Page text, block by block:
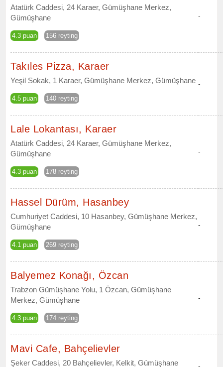
Atatürk Caddesi, 24 Karaer, Gümüşhane Merkez,
Gümüşhane
4.3 puan 156 reyting
-
Takıles Pizza, Karaer
Yeşil Sokak, 1 Karaer, Gümüşhane Merkez, Gümüşhane
4.5 puan 140 reyting
-
Lale Lokantası, Karaer
Atatürk Caddesi, 24 Karaer, Gümüşhane Merkez,
Gümüşhane
4.3 puan 178 reyting
-
Hassel Dürüm, Hasanbey
Cumhuriyet Caddesi, 10 Hasanbey, Gümüşhane Merkez,
Gümüşhane
4.1 puan 269 reyting
-
Balyemez Konağı, Özcan
Trabzon Gümüşhane Yolu, 1 Özcan, Gümüşhane
Merkez, Gümüşhane
4.3 puan 174 reyting
-
Mavi Cafe, Bahçelievler
Şeker Caddesi, 20 Bahçelievler, Kelkit, Gümüşhane